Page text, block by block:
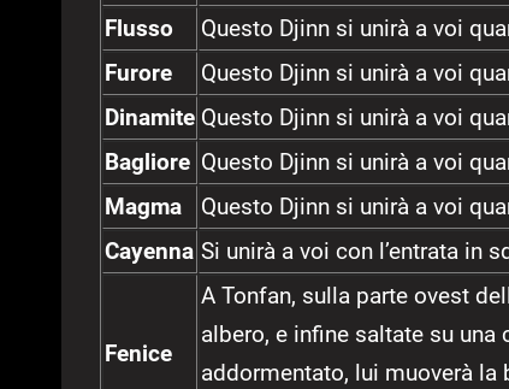
Flusso
Questo Djinn si unirà a voi
Furore
Questo Djinn si unirà a voi
Dinamite Questo Djinn si unirà a voi
Bagliore Questo Djinn si unirà a voi
Magma
Questo Djinn si unirà a voi
Cayenna Si unirà a voi con l’entrata in
Fenice
A Tonfan, sulla parte ovest
albero, e infine saltate su una
addormentato, lui muoverà la